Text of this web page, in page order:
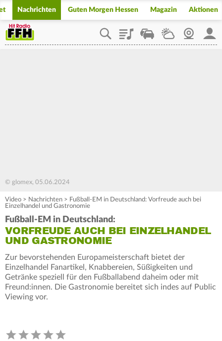
Nachrichten Guten Morgen Hessen Magazin Aktionen
PlaylistStaupilotWetterWebcam
© glomex, 05.06.2024
Video > Nachrichten > Fußball-EM in Deutschland: Vorfreude auch bei
Einzelhandel und Gastronomie
Fußball-EM in Deutschland:
VORFREUDE AUCH BEI EINZELHANDEL
UND GASTRONOMIE
Zur bevorstehenden Europameisterschaft bietet der
Einzelhandel Fanartikel, Knabbereien, Süßigkeiten und
Getränke speziell für den Fußballabend daheim oder mit
Freund:innen. Die Gastronomie bereitet sich indes auf Public
Viewing vor.